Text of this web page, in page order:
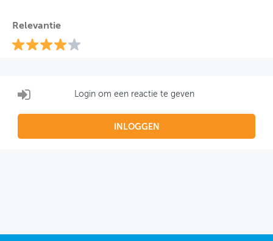
Relevantie
Login om een reactie te geven
INLOGGEN